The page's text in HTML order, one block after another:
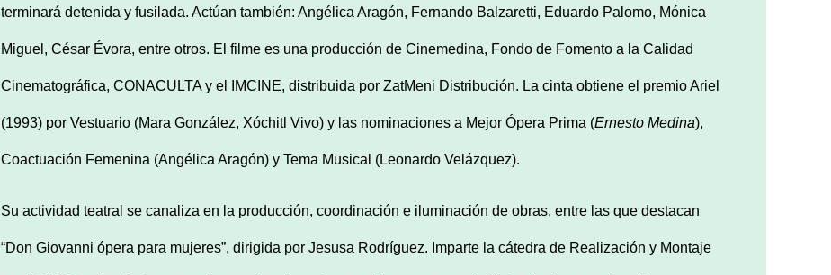
terminará detenida y fusilada. Actúan también: Angélica Aragón, Fernando Balzaretti, Eduardo Palomo, Mónica
Miguel, César Évora, entre otros. El filme es una producción de Cinemedina, Fondo de Fomento a la Calidad
Cinematográfica, CONACULTA y el IMCINE, distribuida por ZatMeni Distribución. La cinta obtiene el premio Ariel
(1993) por Vestuario (Mara González, Xóchitl Vivo) y las nominaciones a Mejor Ópera Prima (Ernesto Medina),
Coactuación Femenina (Angélica Aragón) y Tema Musical (Leonardo Velázquez).
Su actividad teatral se canaliza en la producción, coordinación e iluminación de obras, entre las que destacan
“Don Giovanni ópera para mujeres”, dirigida por Jesusa Rodríguez. Imparte la cátedra de Realización y Montaje